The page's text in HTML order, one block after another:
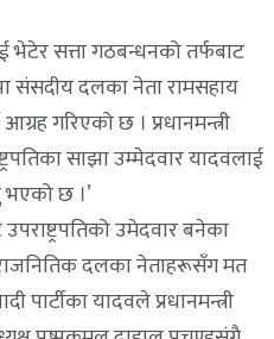
भेटेर सत्ता गठबन्धनको तर्फबाट
संसदीय दलका नेता रामसहाय
गरिएको छ । प्रधानमन्त्री
साझा उम्मेदवार यादवलाई
भएको छ ।’
उमेदवार बनेका
राजनितिक दलका नेताहरूसँग मत
पार्टीका यादवले प्रधानमन्त्री